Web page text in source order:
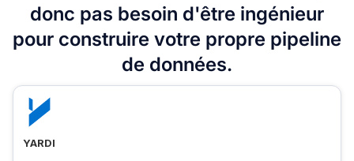
donc pas besoin d'être ingénieur
pour construire votre propre pipeline
de données.
YARDI